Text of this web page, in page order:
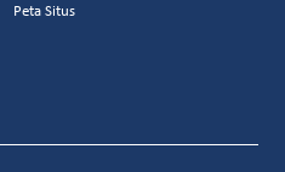
Peta Situs